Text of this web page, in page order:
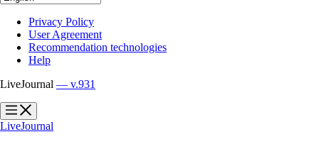
Privacy Policy
User Agreement
Recommendation technologies
Help
LiveJournal — v.931
?
?
LiveJournal